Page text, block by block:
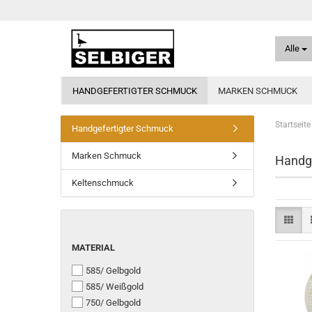
Alle
HANDGEFERTIGTER SCHMUCK MARKEN SCHMUCK
Startseite
Handgefertigter Schmuck
Marken Schmuck
Keltenschmuck
MATERIAL
MATERIAL
585/ Gelbgold
585/ Weißgold
750/ Gelbgold